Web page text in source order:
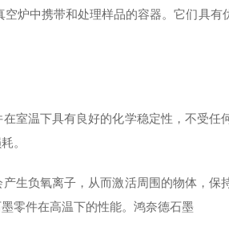
炉中携带和处理样品的容器。它们具
室温下具有良好的化学稳定性，不受
。
生负氧离子，从而激活周围的物体，保
零件在高温下的性能。鸿奈德石墨